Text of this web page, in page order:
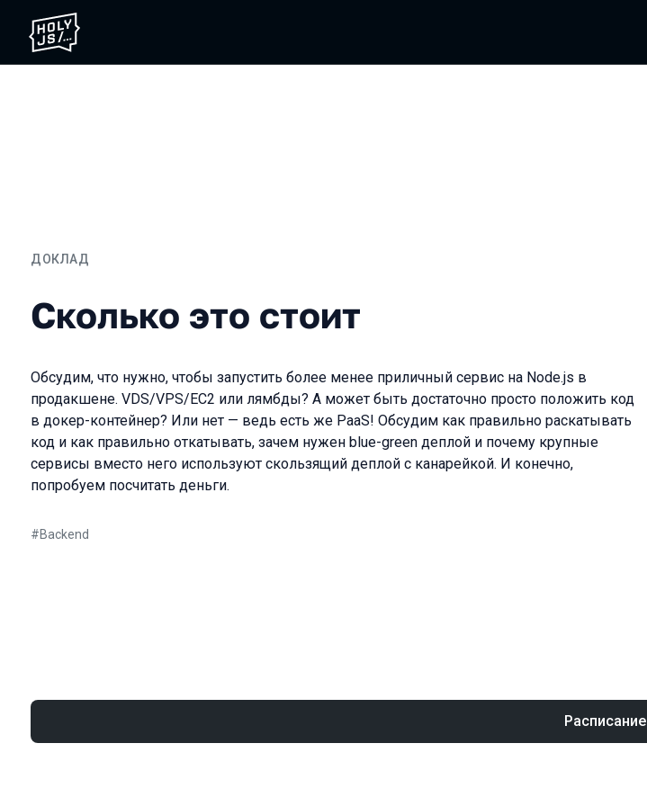
ДОКЛАД
Сколько это стоит
Сколько это стоит
Обсудим, что нужно, чтобы запустить более менее приличный сервис на Node.js в
продакшене. VDS/VPS/EC2 или лямбды? А может быть достаточно просто положить код
в докер-контейнер? Или нет — ведь есть же PaaS! Обсудим как правильно раскатывать
код и как правильно откатывать, зачем нужен blue-green деплой и почему крупные
сервисы вместо него используют скользящий деплой с канарейкой. И конечно,
попробуем посчитать деньги.
#Backend
Расписание